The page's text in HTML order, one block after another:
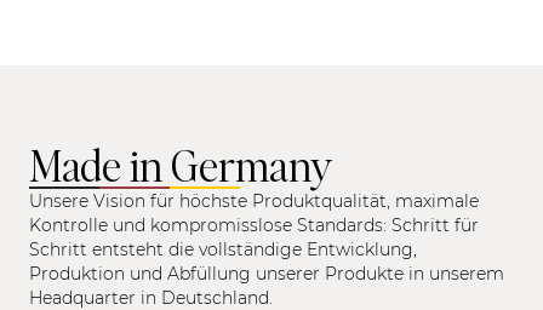
Made in Germany
Unsere Vision für höchste Produktqualität, maximale
Kontrolle und kompromisslose Standards: Schritt für
Schritt entsteht die vollständige Entwicklung,
Produktion und Abfüllung unserer Produkte in unserem
Headquarter in Deutschland.